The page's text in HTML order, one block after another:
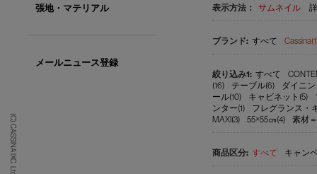
(C) CASSINA IXC. Ltd.
表示方法： サムネイル
すべて
すべて
(16)
テーブル(6)
ダイニ
ール(10)
キャビネット(5)
ンター(1)
フレグランス・
MAXI(3)
55×55㎝(4) 素材
すべて キャン
張地・マテリアル
メールニュース登録